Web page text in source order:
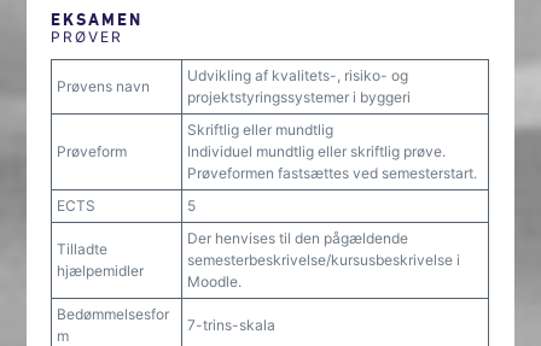
EKSAMEN
PRØVER
Prøvens navn
Udvikling af kvalitets-, risiko- og
projektstyringssystemer i byggeri
Prøveform
Skriftlig eller mundtlig
Individuel mundtlig eller skriftlig prøve.
Prøveformen fastsættes ved semesterstart.
ECTS
5
Tilladte
hjælpemidler
Der henvises til den pågældende
semesterbeskrivelse/kursusbeskrivelse i
Moodle.
Bedømmelsesfor
m
7-trins-skala